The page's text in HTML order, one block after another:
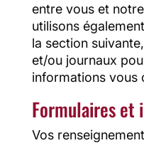
entre vous et
utilisons
la section
et/ou journaux
informations vous
Formulaires
Vos